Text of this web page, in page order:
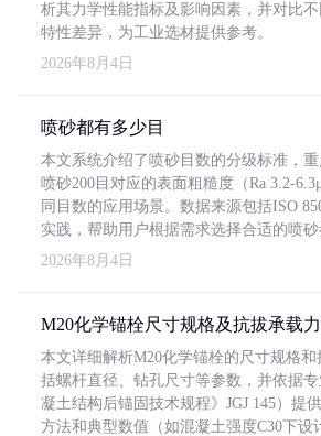
析其力学性能指标及影响因素，并对比
特性差异，为工业选材提供参考。
2026年8月4日
喷砂都有多少目
本文系统介绍了喷砂目数的分级标准，
喷砂200目对应的表面粗糙度（Ra 3.2-
同目数的应用场景。数据来源包括ISO
实践，帮助用户根据需求选择合适的喷砂
2026年8月4日
M20化学锚栓尺寸规格及抗拔承载
本文详细解析M20化学锚栓的尺寸规格
括螺杆直径、钻孔尺寸等参数，并依据
凝土结构后锚固技术规程》JGJ 145）提
方法和典型数值（如混凝土强度C30下设